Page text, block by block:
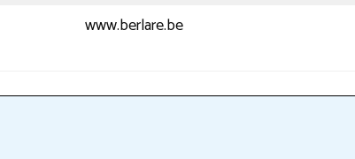
www.berlare.be